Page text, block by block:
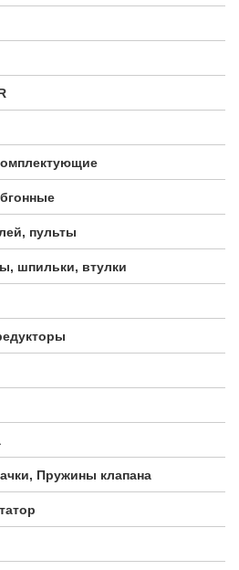
пульты
шпильки, втулки
Пружины клапана